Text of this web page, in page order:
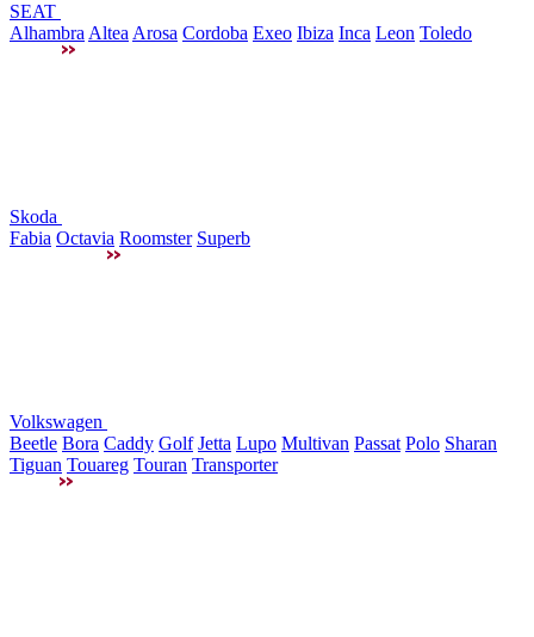
SEAT
Alhambra Altea Arosa Cordoba Exeo Ibiza Inca Leon Toledo
Skoda
Fabia Octavia Roomster Superb
Volkswagen
Beetle Bora Caddy Golf Jetta Lupo Multivan Passat Polo Sharan
Tiguan Touareg Touran Transporter